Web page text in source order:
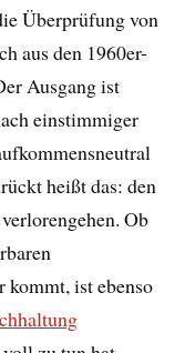
Überprüfung von
aus den 1960er-
Ausgang ist
einstimmiger
heißt das: den
Ob
kommt, ist ebenso